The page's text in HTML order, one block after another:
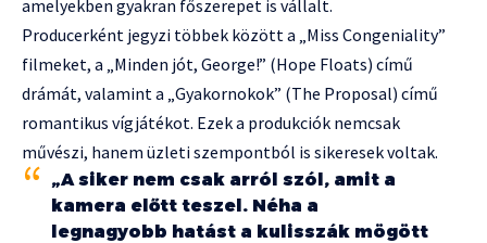
amelyekben gyakran főszerepet is vállalt.
Producerként jegyzi többek között a „Miss Congeniality”
filmeket, a „Minden jót, George!” (Hope Floats) című
drámát, valamint a „Gyakornokok” (The Proposal) című
romantikus vígjátékot. Ezek a produkciók nemcsak
művészi, hanem üzleti szempontból is sikeresek voltak.
„A siker nem csak arról szól, amit a
kamera előtt teszel. Néha a
legnagyobb hatást a kulisszák mögött